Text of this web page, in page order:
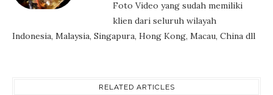
Foto Video yang sudah memiliki
klien dari seluruh wilayah
Indonesia, Malaysia, Singapura, Hong Kong, Macau, China dll
RELATED ARTICLES